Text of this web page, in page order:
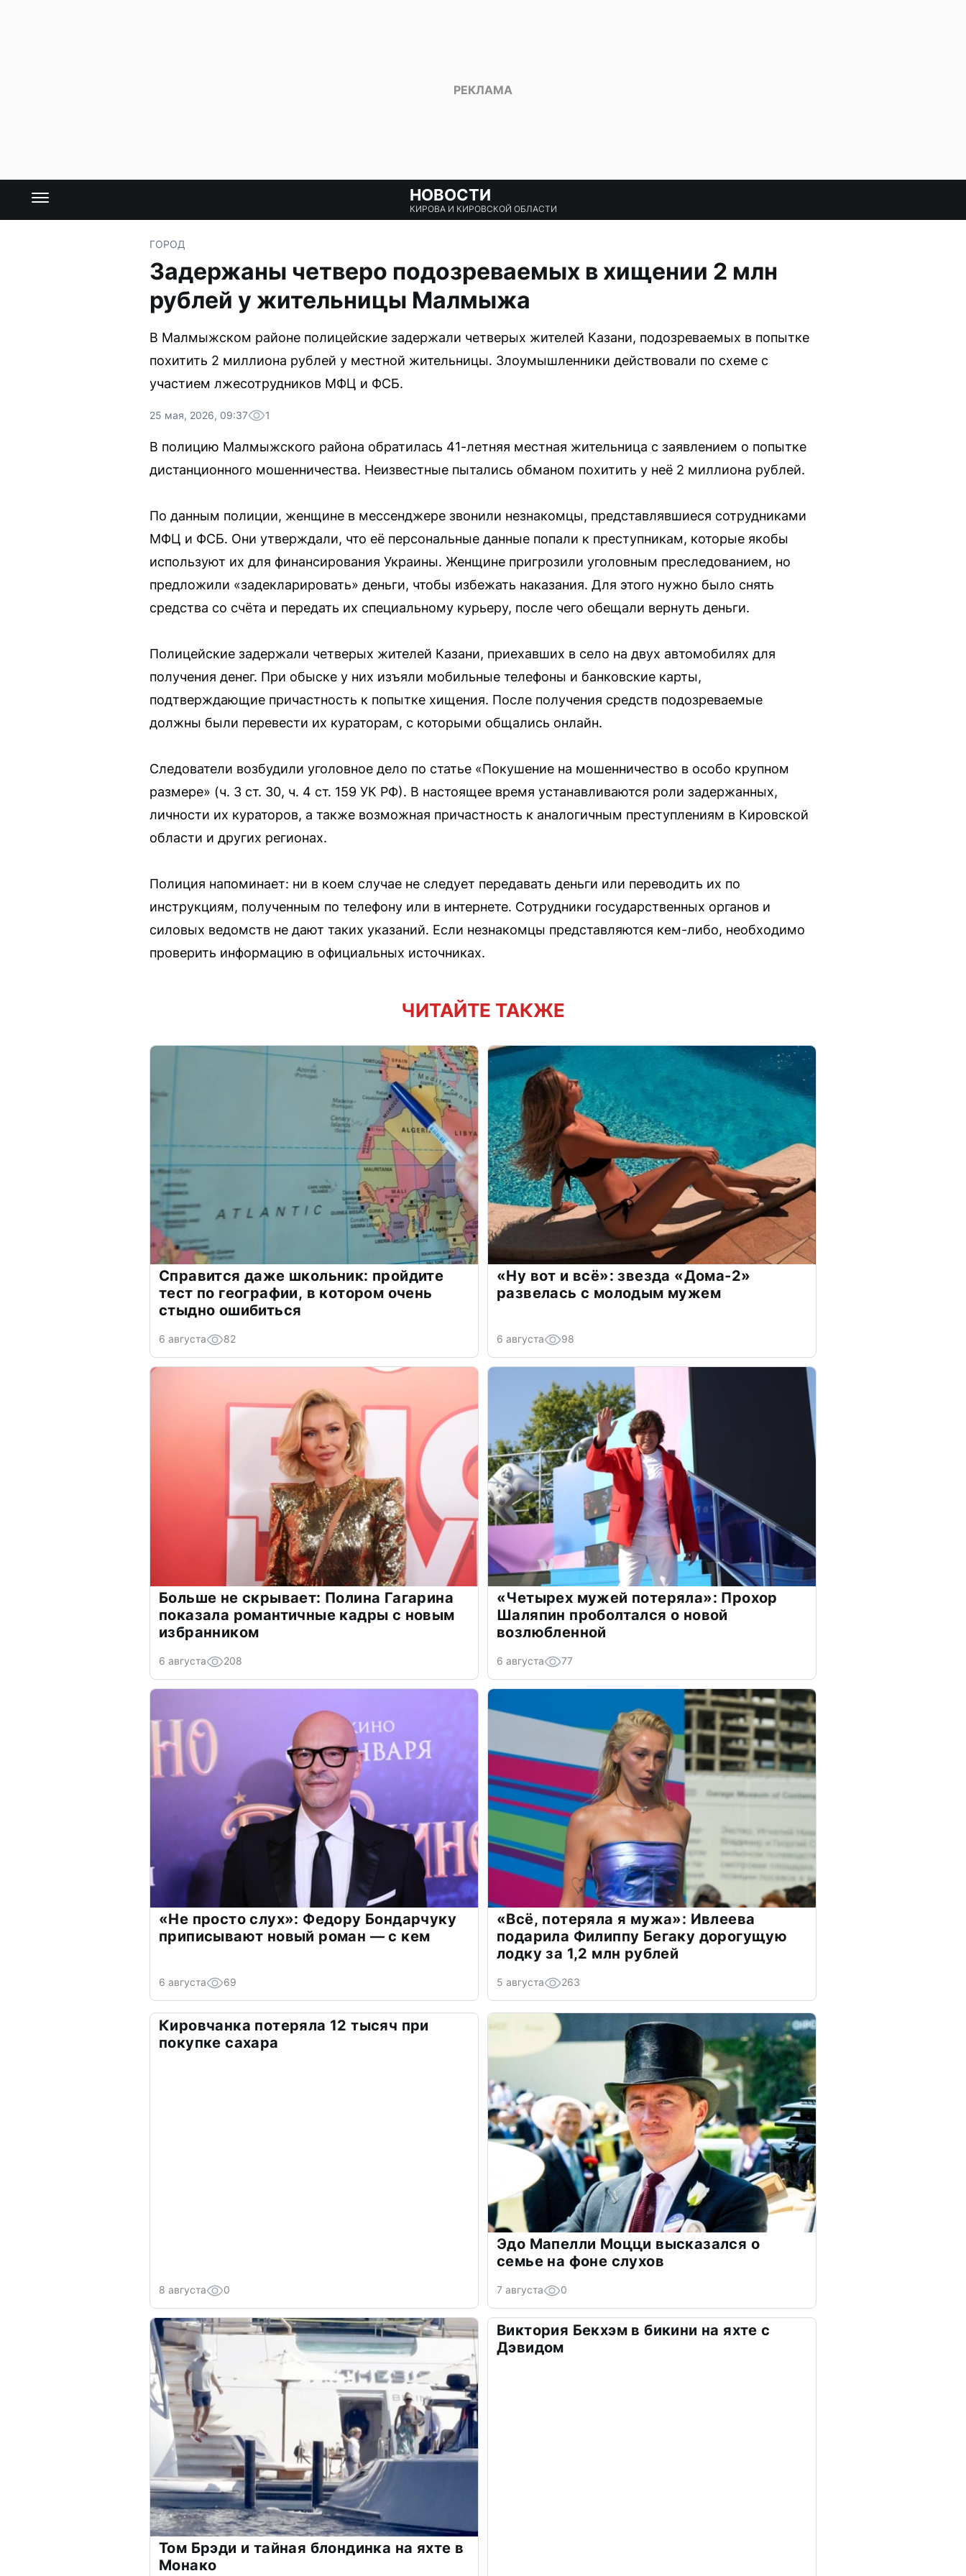
НОВОСТИ
КИРОВА И КИРОВСКОЙ ОБЛАСТИ
ГОРОД
Задержаны четверо подозреваемых в хищении 2 млн
рублей у жительницы Малмыжа
В Малмыжском районе полицейские задержали четверых жителей Казани, подозреваемых в попытке
похитить 2 миллиона рублей у местной жительницы. Злоумышленники действовали по схеме с
участием лжесотрудников МФЦ и ФСБ.
25 мая, 2026, 09:37 1
В полицию Малмыжского района обратилась 41-летняя местная жительница с заявлением о попытке
дистанционного мошенничества. Неизвестные пытались обманом похитить у неё 2 миллиона рублей.
По данным полиции, женщине в мессенджере звонили незнакомцы, представлявшиеся сотрудниками
МФЦ и ФСБ. Они утверждали, что её персональные данные попали к преступникам, которые якобы
используют их для финансирования Украины. Женщине пригрозили уголовным преследованием, но
предложили «задекларировать» деньги, чтобы избежать наказания. Для этого нужно было снять
средства со счёта и передать их специальному курьеру, после чего обещали вернуть деньги.
Полицейские задержали четверых жителей Казани, приехавших в село на двух автомобилях для
получения денег. При обыске у них изъяли мобильные телефоны и банковские карты,
подтверждающие причастность к попытке хищения. После получения средств подозреваемые
должны были перевести их кураторам, с которыми общались онлайн.
Следователи возбудили уголовное дело по статье «Покушение на мошенничество в особо крупном
размере» (ч. 3 ст. 30, ч. 4 ст. 159 УК РФ). В настоящее время устанавливаются роли задержанных,
личности их кураторов, а также возможная причастность к аналогичным преступлениям в Кировской
области и других регионах.
Полиция напоминает: ни в коем случае не следует передавать деньги или переводить их по
инструкциям, полученным по телефону или в интернете. Сотрудники государственных органов и
силовых ведомств не дают таких указаний. Если незнакомцы представляются кем-либо, необходимо
проверить информацию в официальных источниках.
ЧИТАЙТЕ ТАКЖЕ
Справится даже школьник: пройдите
тест по географии, в котором очень
стыдно ошибиться
6 августа 82
«Ну вот и всё»: звезда «Дома-2»
развелась с молодым мужем
6 августа 98
Больше не скрывает: Полина Гагарина
показала романтичные кадры с новым
избранником
6 августа 208
«Четырех мужей потеряла»: Прохор
Шаляпин проболтался о новой
возлюбленной
6 августа 77
«Не просто слух»: Федору Бондарчуку
приписывают новый роман — с кем
6 августа 69
«Всё, потеряла я мужа»: Ивлеева
подарила Филиппу Бегаку дорогущую
лодку за 1,2 млн рублей
5 августа 263
Кировчанка потеряла 12 тысяч при
покупке сахара
8 августа 0
Эдо Мапелли Моцци высказался о
семье на фоне слухов
7 августа 0
Том Брэди и тайная блондинка на яхте в
Монако
Виктория Бекхэм в бикини на яхте с
Дэвидом